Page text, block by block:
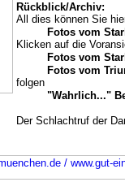
Rückblick/Archiv:
All dies können Sie
Fotos vom
Klicken auf die
Fotos vom
Fotos vom
folgen
"Wahrlich..."
Der Schlachtruf der